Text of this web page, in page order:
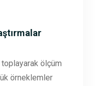
toplayarak ölçüm
örneklemler